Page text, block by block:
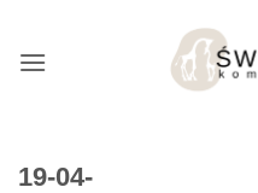
treści
19-04-